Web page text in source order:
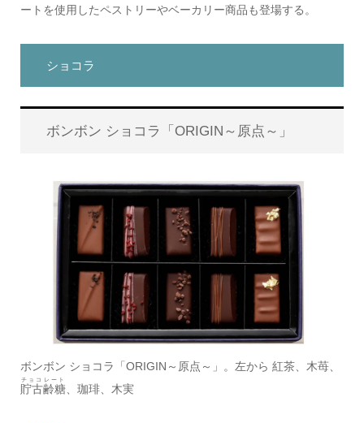
ートを使用したペストリーやベーカリー商品も登場する。
ショコラ
ボンボン ショコラ「ORIGIN～原点～」
ボンボン ショコラ「ORIGIN～原点～」。左から 紅茶、木苺、
貯古齢糖
チョコレート
、珈琲、木実